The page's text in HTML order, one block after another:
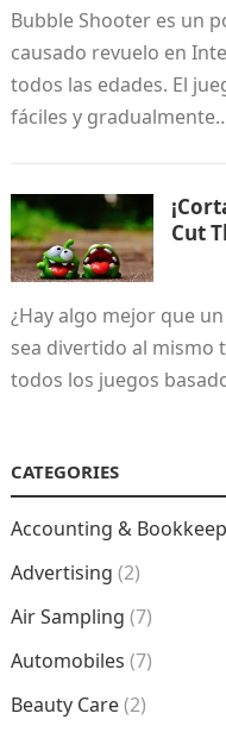
Bubble Shooter es un
causado revuelo en
todos las edades. El
fáciles y
Cut
¿Hay algo mejor que
sea divertido al mismo
todos los juegos
CATEGORIES
Accounting &
Advertising (2)
Air Sampling (7)
Automobiles (7)
Beauty Care(2)